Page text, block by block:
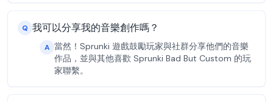
Q 我可以分享我的音樂創作嗎？
A 當然！Sprunki 遊戲鼓勵玩家與社群分享他們的音樂
作品，並與其他喜歡 Sprunki Bad But Custom 的玩
家聯繫。